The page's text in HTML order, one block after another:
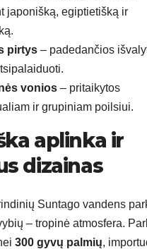
japonišką, egiptietišką ir
pirtys – padedančios
vonios – pritaikytos
ir grupiniam poilsiui.
aplinka ir
dizainas
Suntago vandens
– tropinė atmosfera.
300 gyvų palmių,